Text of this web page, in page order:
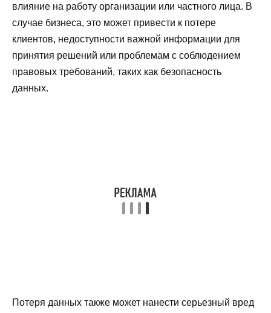
влияние на работу организации или частного лица. В
случае бизнеса, это может привести к потере
клиентов, недоступности важной информации для
принятия решений или проблемам с соблюдением
правовых требований, таких как безопасность
данных.
Потеря данных также может нанести серьезный вред